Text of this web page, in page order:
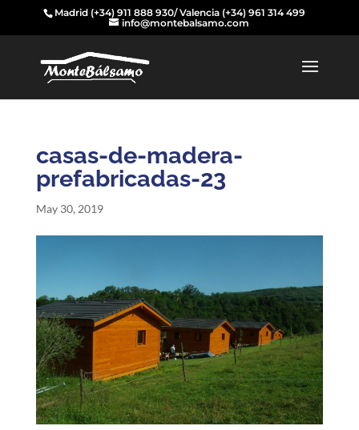
Madrid (+34) 911 888 930/ Valencia (+34) 961 314 499
info@montebalsamo.com
casas-de-madera-
prefabricadas-23
May 30, 2019